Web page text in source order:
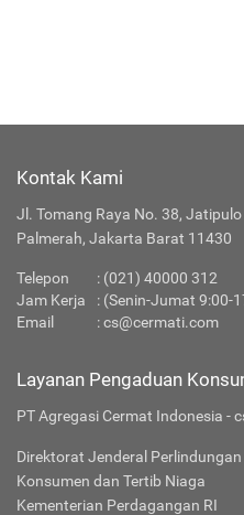
Kontak Kami
Jl. Tomang Raya No. 38, Jatipulo
Palmerah, Jakarta Barat 11430
Telepon : (021) 40000 312
Jam Kerja
: (Senin-Jumat 9:00-
Email
:cs@cermati.com
Layanan Pengaduan
PT Agregasi Cermat Indonesia -
Direktorat Jenderal Perlindungan
Konsumen dan Tertib Niaga
Kementerian Perdagangan RI